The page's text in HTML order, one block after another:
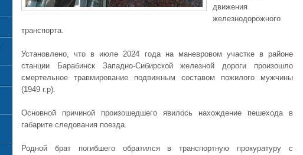
движения
железнодорожного
транспорта.
Установлено, что в июле 2024 года на маневровом участке в районе
станции Барабинск Западно-Сибирской железной дороги произошло
смертельное травмирование подвижным составом пожилого мужчины
(1949 г.р).
Основной причиной произошедшего явилось нахождение пешехода в
габарите следования поезда.
Родной брат погибшего обратился в транспортную прокуратуру с